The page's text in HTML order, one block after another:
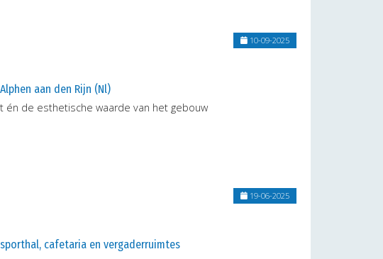
10-09-2025
aan den Rijn (Nl)
de esthetische waarde van het gebouw
19-06-2025
cafetaria en vergaderruimtes